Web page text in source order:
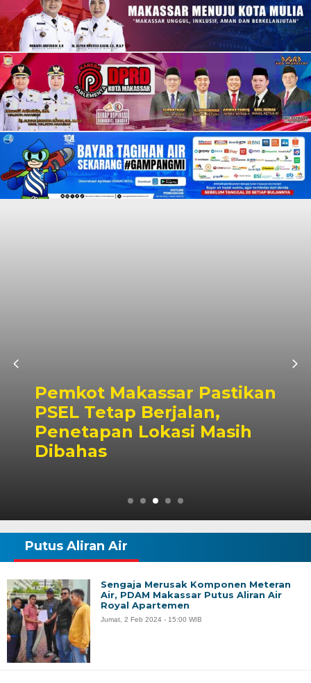
Pemkot Makassar Pastikan
PSEL Tetap Berjalan,
Penetapan Lokasi Masih
Dibahas
Putus Aliran Air
Sengaja Merusak Komponen Meteran
Air, PDAM Makassar Putus Aliran Air
Royal Apartemen
Jumat, 2 Feb 2024 - 15:00 WIB